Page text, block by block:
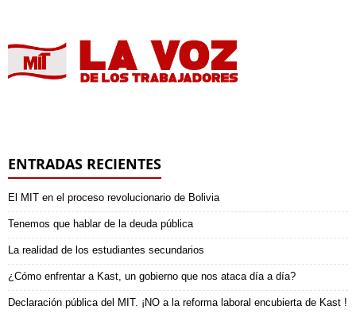
ENTRADAS RECIENTES
El MIT en el proceso revolucionario de Bolivia
Tenemos que hablar de la deuda pública
La realidad de los estudiantes secundarios
¿Cómo enfrentar a Kast, un gobierno que nos ataca día a día?
Declaración pública del MIT. ¡NO a la reforma laboral encubierta de Kast !